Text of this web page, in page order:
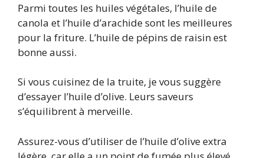
Parmi toutes les huiles végétales, l’huile de
canola et l’huile d’arachide sont les meilleures
pour la friture. L’huile de pépins de raisin est
bonne aussi.
Si vous cuisinez de la truite, je vous suggère
d’essayer l’huile d’olive. Leurs saveurs
s’équilibrent à merveille.
Assurez-vous d’utiliser de l’huile d’olive extra